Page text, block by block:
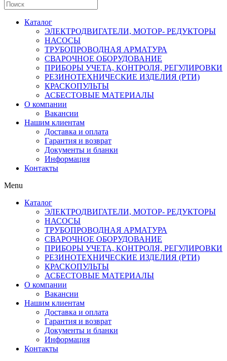
Каталог
ЭЛЕКТРОДВИГАТЕЛИ, МОТОР- РЕДУКТОРЫ
НАСОСЫ
ТРУБОПРОВОДНАЯ АРМАТУРА
СВАРОЧНОЕ ОБОРУДОВАНИЕ
ПРИБОРЫ УЧЕТА, КОНТРОЛЯ, РЕГУЛИРОВКИ
РЕЗИНОТЕХНИЧЕСКИЕ ИЗДЕЛИЯ (РТИ)
КРАСКОПУЛЬТЫ
АСБЕСТОВЫЕ МАТЕРИАЛЫ
О компании
Вакансии
Нашим клиентам
Доставка и оплата
Гарантия и возврат
Документы и бланки
Информация
Контакты
Menu
Каталог
ЭЛЕКТРОДВИГАТЕЛИ, МОТОР- РЕДУКТОРЫ
НАСОСЫ
ТРУБОПРОВОДНАЯ АРМАТУРА
СВАРОЧНОЕ ОБОРУДОВАНИЕ
ПРИБОРЫ УЧЕТА, КОНТРОЛЯ, РЕГУЛИРОВКИ
РЕЗИНОТЕХНИЧЕСКИЕ ИЗДЕЛИЯ (РТИ)
КРАСКОПУЛЬТЫ
АСБЕСТОВЫЕ МАТЕРИАЛЫ
О компании
Вакансии
Нашим клиентам
Доставка и оплата
Гарантия и возврат
Документы и бланки
Информация
Контакты